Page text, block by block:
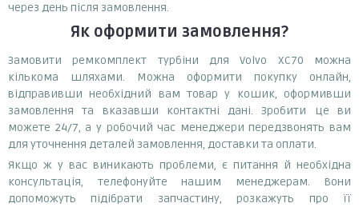
через день після замовлення.
Як оформити замовлення?
Замовити ремкомплект турбіни для Volvo XC70 можна
кількома шляхами. Можна оформити покупку онлайн,
відправивши необхідний вам товар у кошик, оформивши
замовлення та вказавши контактні дані. Зробити це ви
можете 24/7, а у робочий час менеджери передзвонять вам
для уточнення деталей замовлення, доставки та оплати.
Якщо ж у вас виникають проблеми, є питання й необхідна
консультація, телефонуйте нашим менеджерам. Вони
допоможуть підібрати запчастину, розкажуть про її